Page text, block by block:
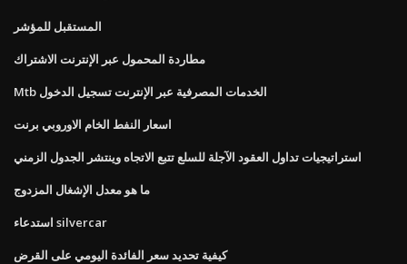
المستقبل للمؤشر
مطاردة المحمول عبر الإنترنت الاشتراك
Mtb الخدمات المصرفية عبر الإنترنت تسجيل الدخول
اسعار النفط الخام الاوروبي برنت
استراتيجيات تداول العقود الآجلة للسلع تتبع الاتجاه وينتشر الجدول الزمني
ما هو معدل الإشغال المزدوج
استدعاء silvercar
كيفية تحديد سعر الفائدة اليومي على القرض